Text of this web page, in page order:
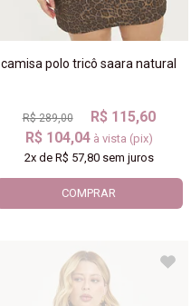
camisa polo tricô saara natural
R$ 289,00
R$ 115,60
R$ 104,04 à vista (pix)
2xde R$ 57,80sem juros
COMPRAR